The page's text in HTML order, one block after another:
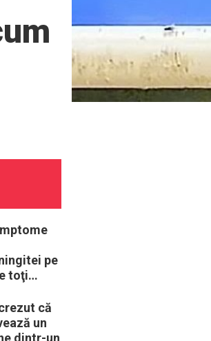
pe
toţi
să lecă
un
dintr-un